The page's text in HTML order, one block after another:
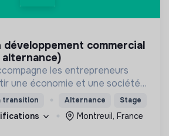
les entrepreneurs
une économie et une société
durable.
transition Alternance Stage
Montreuil, France